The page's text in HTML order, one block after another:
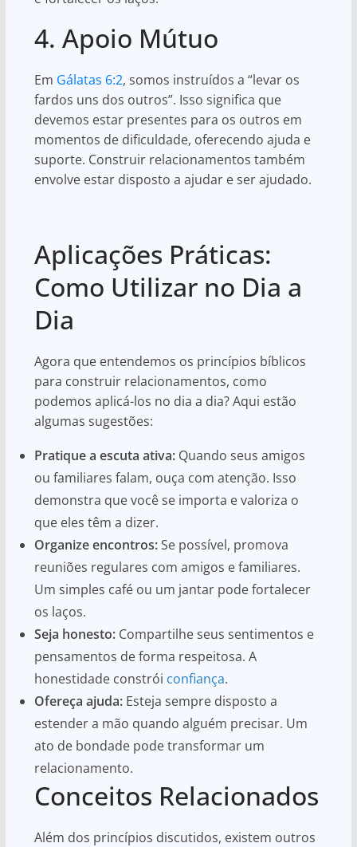
4. Apoio Mútuo
Em Gálatas 6:2, somos instruídos a “levar os
fardos uns dos outros”. Isso significa que
devemos estar presentes para os outros em
momentos de dificuldade, oferecendo ajuda e
suporte. Construir relacionamentos também
envolve estar disposto a ajudar e ser ajudado.
Aplicações Práticas:
Como Utilizar no Dia a
Dia
Agora que entendemos os princípios bíblicos
para construir relacionamentos, como
podemos aplicá-los no dia a dia? Aqui estão
algumas sugestões:
Pratique a escuta ativa:Quando seus amigos
ou familiares falam, ouça com atenção. Isso
demonstra que você se importa e valoriza o
que eles têm a dizer.
Organize encontros:Se possível, promova
reuniões regulares com amigos e familiares.
Um simples café ou um jantar pode fortalecer
os laços.
Seja honesto:Compartilhe seus sentimentos e
pensamentos de forma respeitosa. A
honestidade constrói confiança.
Ofereça ajuda:Esteja sempre disposto a
estender a mão quando alguém precisar. Um
ato de bondade pode transformar um
relacionamento.
Conceitos Relacionados
Além dos princípios discutidos, existem outros